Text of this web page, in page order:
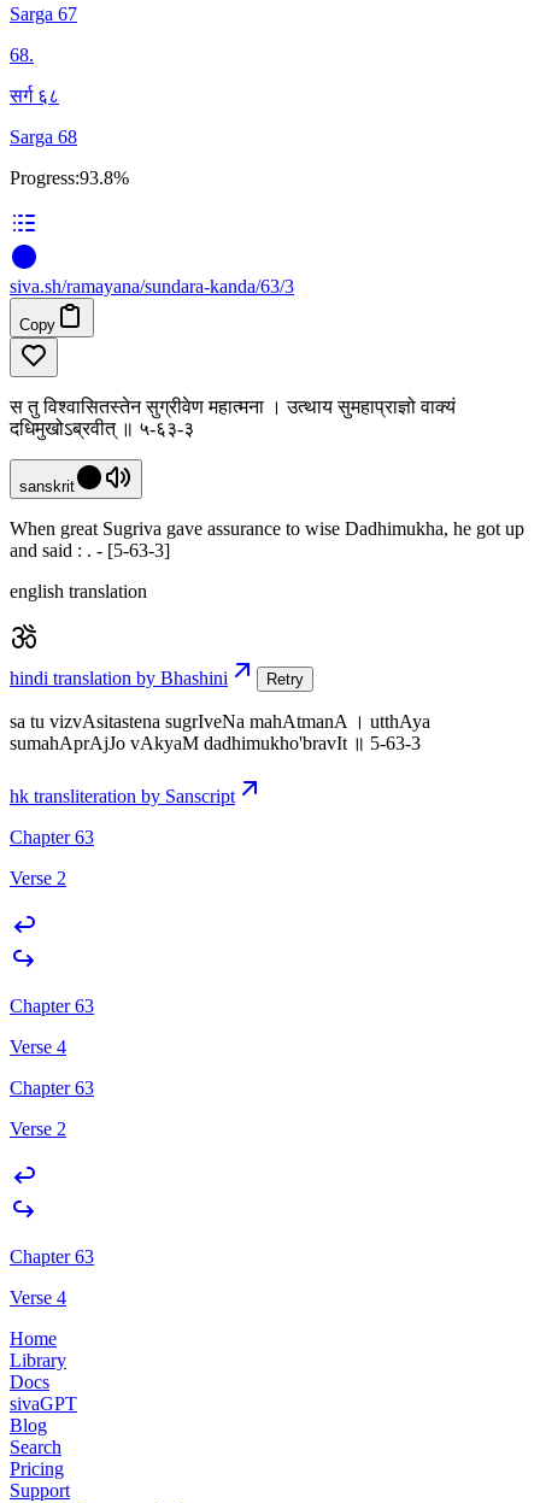
Sarga 67
68.
सर्ग ६८
Sarga 68
Progress:93.8%
siva.sh/ramayana/sundara-kanda/63/3
Copy
स तु विश्वासितस्तेन सुग्रीवेण महात्मना । उत्थाय सुमहाप्राज्ञो वाक्यं
दधिमुखोऽब्रवीत् ॥ ५-६३-३
sanskrit
When great Sugriva gave assurance to wise Dadhimukha, he got up
and said : . - [5-63-3]
english translation
hindi translation by Bhashini Retry
sa tu vizvAsitastena sugrIveNa mahAtmanA । utthAya
sumahAprAjJo vAkyaM dadhimukho'bravIt ॥ 5-63-3
hk transliteration by Sanscript
Chapter 63
Verse 2
Chapter 63
Verse 4
Chapter 63
Verse 2
Chapter 63
Verse 4
Home
Library
Docs
sivaGPT
Blog
Search
Pricing
Support